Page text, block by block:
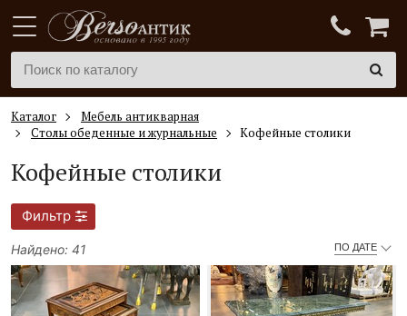
Каталог
Мебель антикварная
Столы обеденные и журнальные
Кофейные столики
Кофейные столики
Фильтр
ПО ДАТЕ
Найдено: 41